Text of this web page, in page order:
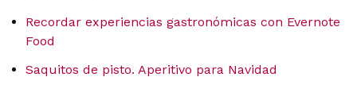
Recordar experiencias gastronómicas con Evernote
Food
Saquitos de pisto. Aperitivo para Navidad